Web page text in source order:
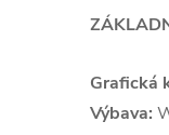
Grafická
Výbava: